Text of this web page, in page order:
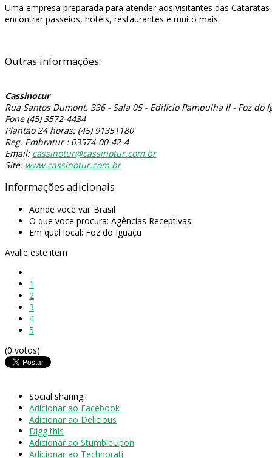
Uma empresa preparada para atender aos visitantes das
encontrar passeios, hotéis, restaurantes e muito mais.
Outras informações:
Cassinotur
Rua Santos Dumont, 336 - Sala 05 - Edificio Pampulha II - Foz do
Fone (45) 3572-4434
Plantão 24 horas: (45) 91351180
Reg. Embratur : 03574-00-42-4
Email: cassinotur@cassinotur.com.br
Site: www.cassinotur.com.br
Informações adicionais
Aonde voce vai: Brasil
O que voce procura: Agências Receptivas
Em qual local: Foz do Iguaçu
Avalie este item
1
2
3
4
5
(0 votos)
Social sharing:
Adicionar ao Facebook
Adicionar ao Delicious
Digg this
Adicionar ao StumbleUpon
Adicionar ao Technorati